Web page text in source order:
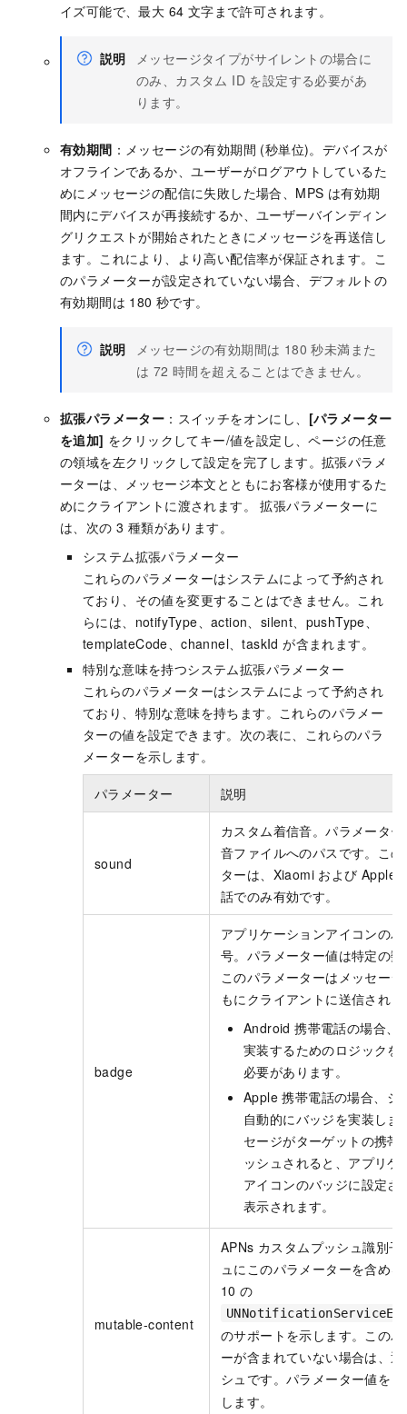
イズ可能で、最大 64 文字まで許可されます。
説明
メッセージタイプがサイレントの場合に
のみ、カスタム ID を設定する必要があ
ります。
有効期間 ：メッセージの有効期間 (秒単位)。デバイスが
オフラインであるか、ユーザーがログアウトしているた
めにメッセージの配信に失敗した場合、MPS は有効期
間内にデバイスが再接続するか、ユーザーバインディン
グリクエストが開始されたときにメッセージを再送信し
ます。これにより、より高い配信率が保証されます。こ
のパラメーターが設定されていない場合、デフォルトの
有効期間は 180 秒です。
説明
メッセージの有効期間は 180 秒未満また
は 72 時間を超えることはできません。
拡張パラメーター ：スイッチをオンにし、 [パラメーター
を追加] をクリックしてキー/値を設定し、ページの任意
の領域を左クリックして設定を完了します。拡張パラメ
ーターは、メッセージ本文とともにお客様が使用するた
めにクライアントに渡されます。
拡張パラメーターに
は、次の 3 種類があります。
システム拡張パラメーター
これらのパラメーターはシステムによって予約され
ており、その値を変更することはできません。これ
らには、notifyType、action、silent、pushType、
templateCode、channel、taskId が含まれます。
特別な意味を持つシステム拡張パラメーター
これらのパラメーターはシステムによって予約され
ており、特別な意味を持ちます。これらのパラメー
ターの値を設定できます。次の表に、これらのパラ
メーターを示します。
パラメーター 説明
sound
カスタム着信音。パラメータ
音ファイルへのパスです。こ
ターは、Xiaomi および Apple
話でのみ有効です。
badge
アプリケーションアイコンの
号。パラメーター値は特定の
このパラメーターはメッセー
もにクライアントに送信され
Android 携帯電話の場合、
実装するためのロジックを
必要があります。
Apple 携帯電話の場合、シ
自動的にバッジを実装しま
セージがターゲットの携帯
ッシュされると、アプリケ
アイコンのバッジに設定さ
表示されます。
mutable-content
APNs カスタムプッシュ識別子
ュにこのパラメーターを含め
10 の
のサポートを示します。この
ーが含まれていない場合は、
シュです。パラメーター値を
します。